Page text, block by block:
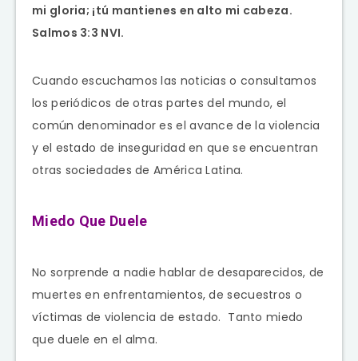
mi gloria; ¡tú mantienes en alto mi cabeza.
Salmos 3:3 NVI.
Cuando escuchamos las noticias o consultamos
los periódicos de otras partes del mundo, el
común denominador es el avance de la violencia
y el estado de inseguridad en que se encuentran
otras sociedades de América Latina.
Miedo Que Duele
No sorprende a nadie hablar de desaparecidos, de
muertes en enfrentamientos, de secuestros o
víctimas de violencia de estado. Tanto miedo
que duele en el alma.